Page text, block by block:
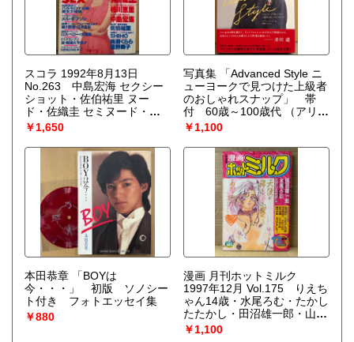
スコラ 1992年8月13日
No.263 中島宏海 セクシー
ショット・佐伯祐里 ヌー
ド・佐織圭 セミヌード・相
川恵里 ビキニ・桃瀬くらら
ヌード・遠野舞子 ビキニ・
SHIHO Tバック・花輪有紀・
菊池麻衣子・バルセロナ五輪
美女大特集 他
￥1,650
写真集 「Advanced Style ニ
ューヨークで見つけた上級者
のおしゃれスナップ」 帯
付 60歳～100歳代
（アリ・
セス・コーエン 著/岡野ひろ
か 訳）
￥1,100
本田恭章 「BOYは
今・・・」 初版 ソノシー
ト付き フォトエッセイ集
￥880
漫画 月刊ホットミルク
1997年12月 Vol.175 りえち
ゃん14歳・水尾ろむ・たかし
たたかし・田沼雄一郎・山文
京伝・弍式四拾六・きみづか
葵・智沢渚優・Asまりあ・き
￥1,100